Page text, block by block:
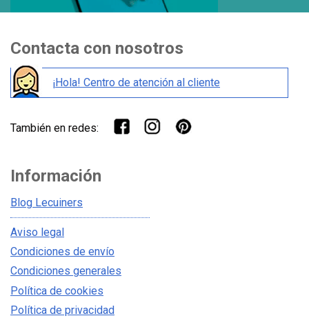
Contacta con nosotros
¡Hola! Centro de atención al cliente
También en redes:
Información
Blog Lecuiners
Aviso legal
Condiciones de envío
Condiciones generales
Política de cookies
Política de privacidad